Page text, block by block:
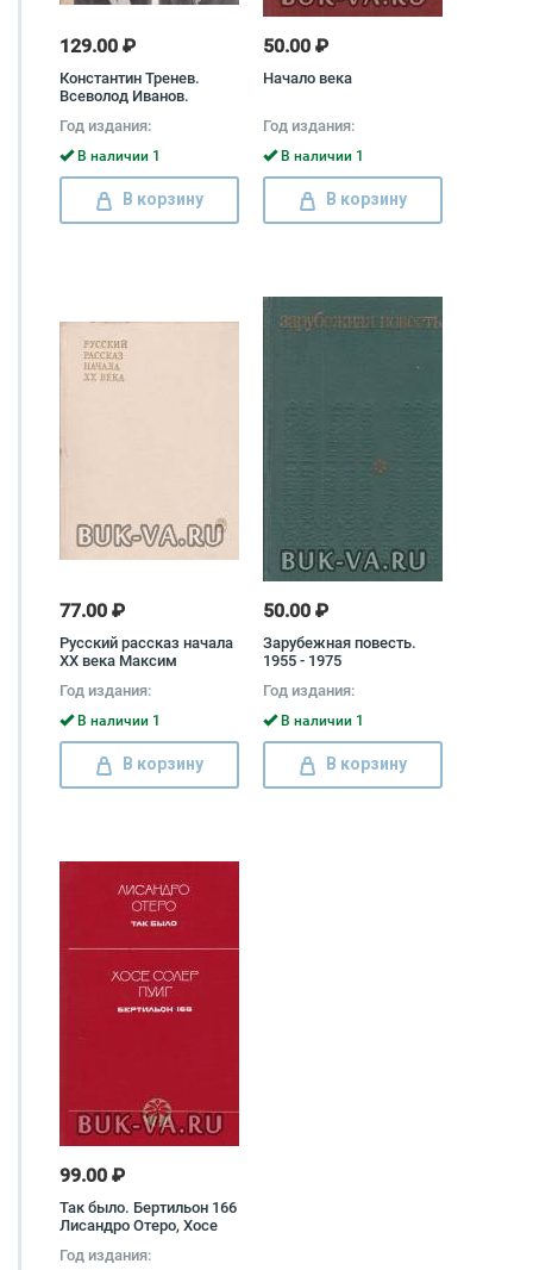
129.00 ₽
Константин Тренев.
Всеволод Иванов.
Николай Погодин. Пьесы
Всеволод Иванов,
Всеволод Вишневский,
Константин Тренев,
Николай Погодин
Год издания:
В наличии 1
В корзину
50.00 ₽
Начало века
Год издания:
В наличии 1
В корзину
77.00 ₽
Русский рассказ начала
XX века Максим
Андреев, Евгений
Чириков
Год издания:
В наличии 1
В корзину
50.00 ₽
Зарубежная повесть.
1955 - 1975
Год издания:
В наличии 1
В корзину
99.00 ₽
Так было. Бертильон 166
Лисандро Отеро, Хосе
Год издания: